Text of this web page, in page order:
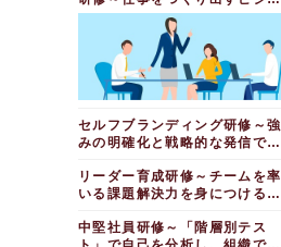
スパーソンになる（１日間）
セルフブランディング研修～強
みの明確化と戦略的な発信で唯
リーダー育成研修～チームを率
いる課題解決力を身につける
中堅社員研修～「階層別テス